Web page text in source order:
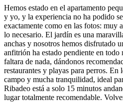
Hemos estado en el apartamento
y yo, y la experiencia no ha podido
exactamente como en las fotos: muy
lo necesario. El jardín es una
anchas y nosotros hemos disfrutado
anfitrión ha estado pendiente en todo
faltara de nada, dándonos
restaurantes y playas para perros. En
campo y mucha tranquilidad, ideal
Ribadeo está a solo 15 minutos
lugar totalmente recomendable.